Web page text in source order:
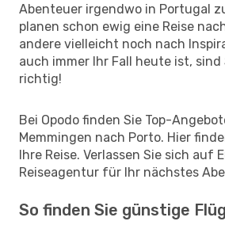
Abenteuer irgendwo in Portugal
planen schon ewig eine Reise
andere vielleicht noch nach
auch immer Ihr Fall heute ist, sind
richtig!
Bei Opodo finden Sie Top-
Memmingen nach Porto. Hier
Ihre Reise. Verlassen Sie sich auf
Reiseagentur für Ihr nächstes
So finden Sie günstige